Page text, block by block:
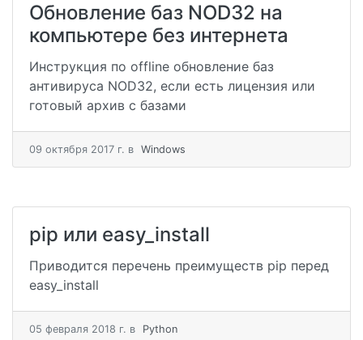
Обновление баз NOD32 на
компьютере без интернета
Инструкция по offline обновление баз
антивируса NOD32, если есть лицензия или
готовый архив с базами
09 октября 2017 г. в Windows
pip или easy_install
Приводится перечень преимуществ pip перед
easy_install
05 февраля 2018 г. в Python